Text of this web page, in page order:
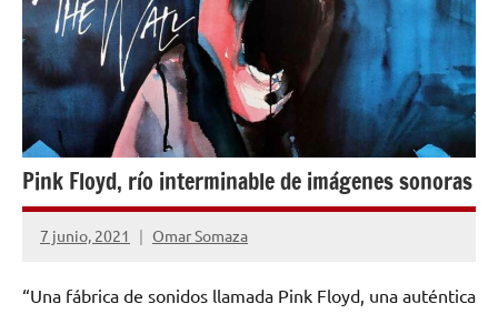
Pink Floyd, río interminable de imágenes sonoras
7 junio, 2021 Omar Somaza
No
comentarios
“Una fábrica de sonidos llamada Pink Floyd, una auténtica